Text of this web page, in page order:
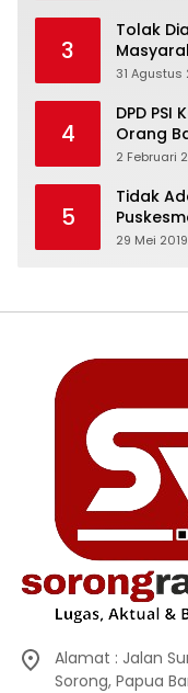
3
Tolak
31 Agustus
4
DPD
Orang
2 Februari
5
Tidak
29 Mei 2019
Alamat : Jalan
Sorong, Papua